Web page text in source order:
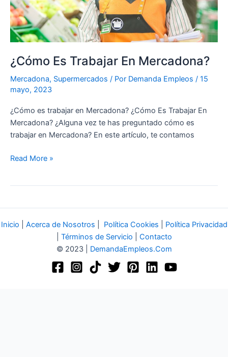
¿Cómo Es Trabajar En Mercadona?
Mercadona, Supermercados / Por Demanda Empleos / 15
mayo, 2023
¿Cómo es trabajar en Mercadona? ¿Cómo Es Trabajar En
Mercadona? ¿Alguna vez te has preguntado cómo es
trabajar en Mercadona? En este artículo, te contamos
Read More »
Inicio Acerca de Nosotros Política Cookies
Política Privacidad
Términos de Servicio
Contacto
© 2023 | DemandaEmpleos.Com